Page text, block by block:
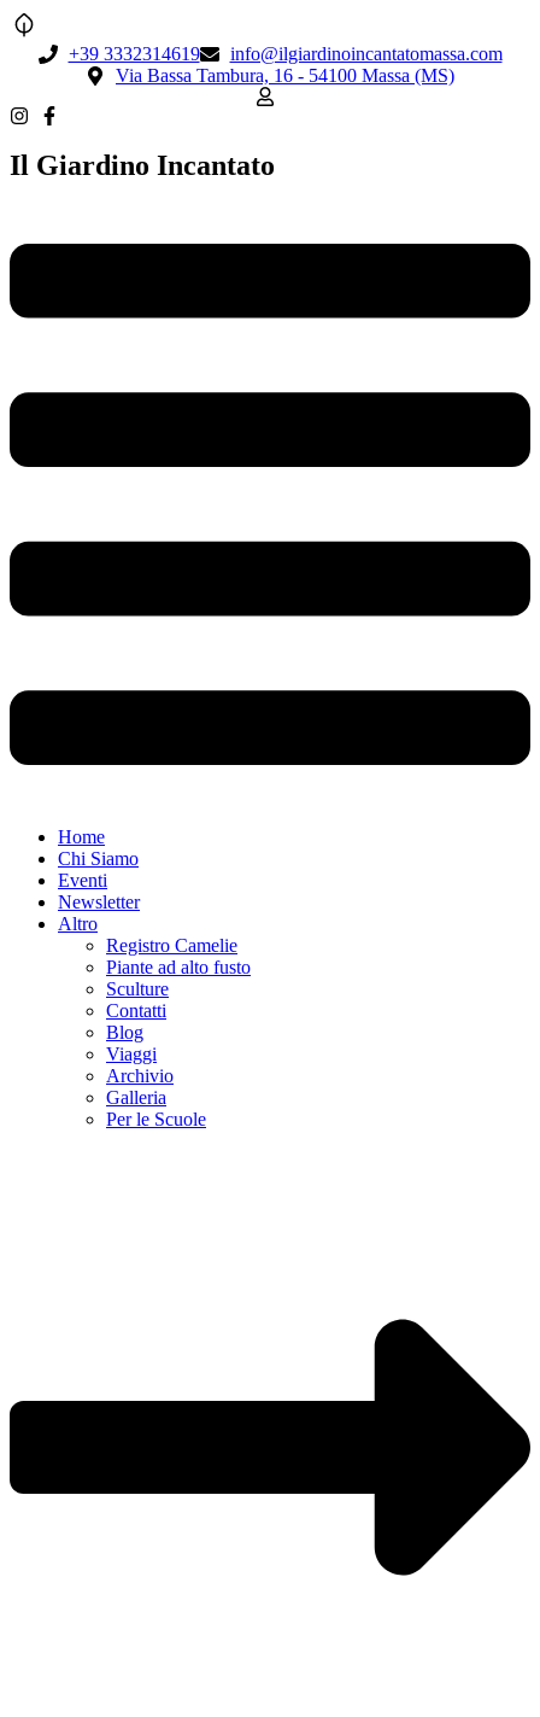
+39 3332314619
info@ilgiardinoincantatomassa.com
Via Bassa Tambura, 16 - 54100 Massa (MS)
Il Giardino Incantato
Home
Chi Siamo
Eventi
Newsletter
Altro
Registro Camelie
Piante ad alto fusto
Sculture
Contatti
Blog
Viaggi
Archivio
Galleria
Per le Scuole